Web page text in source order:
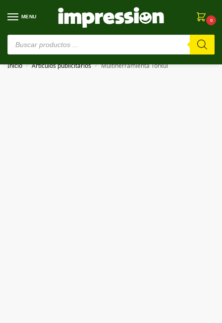
MENU
0
⚠️ Estamos en pruebas. Si algo falla, ¡Perdón!⚠️
Inicio / Artículos publicitarios / Multiherramienta Torkul